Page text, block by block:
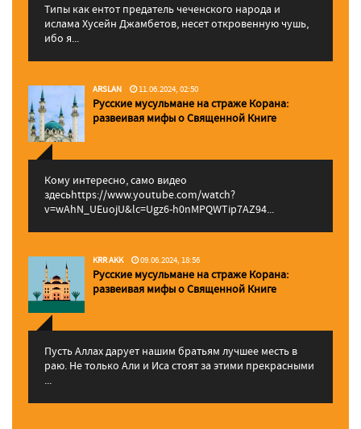
Типы как ентот предатель чеченского народа и
ислама Хусейн Джамбетов, несет откровенную чушь,
ибо я...
ARSLAN 11.06.2024, 02:50
Русские мусульмане на страже Корана:
pазвеивая мифы о Священной Книге
Кому интересно, само видео
здесьhttps://www.youtube.com/watch?
v=wAhN_UEuojU&lc=Ugz6-h0nMPQWTip7AZ94...
KRR AKK 09.06.2024, 18:56
Русские мусульмане на страже Корана:
pазвеивая мифы о Священной Книге
Пусть Аллах дарует нашим братьям лучшее месть в
раю. Не только Али и Иса стоят за этими прекрасными
...